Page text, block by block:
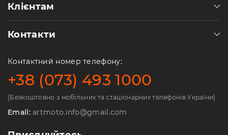
Клієнтам
Контакти
Контактний номер телефону:
+38 (073) 493 1000
(Безкоштовно з мобільних та стаціонарних телефонів України)
Email:artmoto.info@gmail.com